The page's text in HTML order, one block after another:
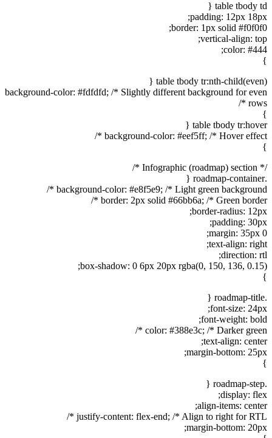
table tbody td {
padding: 12px 18px;
border: 1px solid #f0f0f0;
vertical-align: top;
color: #444;
}
table tbody tr:nth-child(even) {
background-color: #fdfdfd; /* Slightly different background for even
rows */
}
table tbody tr:hover {
background-color: #eef5ff; /* Hover effect */
}
/* Infographic (roadmap) section */
.roadmap-container {
background-color: #e8f5e9; /* Light green background */
border: 2px solid #66bb6a; /* Green border */
border-radius: 12px;
padding: 30px;
margin: 35px 0;
text-align: right;
direction: rtl;
box-shadow: 0 6px 20px rgba(0, 150, 136, 0.15);
}
.roadmap-title {
font-size: 24px;
font-weight: bold;
color: #388e3c; /* Darker green */
text-align: center;
margin-bottom: 25px;
}
.roadmap-step {
display: flex;
align-items: center;
justify-content: flex-end; /* Align to right for RTL */
margin-bottom: 20px;